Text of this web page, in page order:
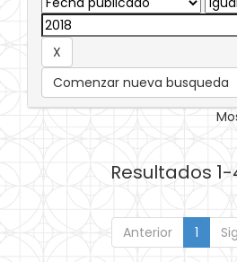
Comenzar nueva busqueda
Resultados
Anterior 1